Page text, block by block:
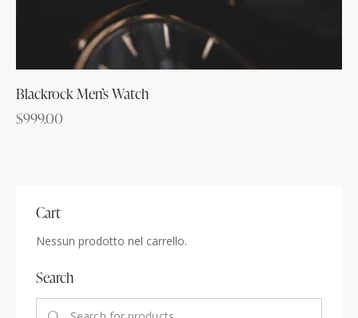
Blackrock Men’s Watch
$999.00
Cart
Nessun prodotto nel carrello.
Search